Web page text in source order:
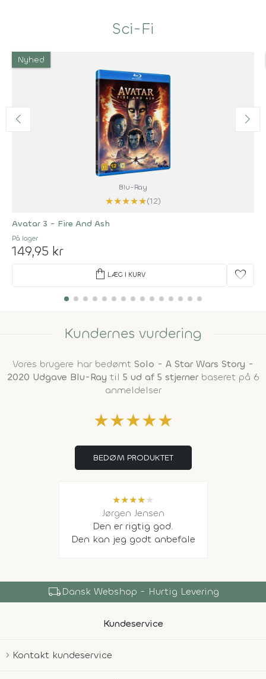
Sci-Fi
Nyhed
Blu-Ray
★★★★★(12)
Avatar 3 - Fire And Ash
På lager
149,95 kr
shopping_bag LÆG I KURV favorite
Kundernes vurdering
Vores brugere har bedømt Solo - A Star Wars Story -
2020 Udgave Blu-Ray til 5 ud af 5 stjernerbaseret på 6
anmeldelser
★★★★★
BEDØM PRODUKTET
★★★★★
Jørgen Jensen
Den er rigtig god.
Den kan jeg godt anbefale
local_shippingDansk Webshop - Hurtig Levering
Kundeservice
Kontakt kundeservice